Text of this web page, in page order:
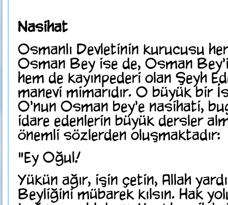
Nasihat
Osmanlı Devletinin kurucusu
Osman Bey ise de, Osman
hem de kayınpederi olan Şeyh
manevi mimarıdır. O büyük bir
O'nun Osman bey'e nasihati,
idare edenlerin büyük dersler
önemli sözlerden oluşmaktadır:
"Ey Oğul!
Yükün ağır, işin çetin, Allah
Beyliğini mübarek kılsın. Hak